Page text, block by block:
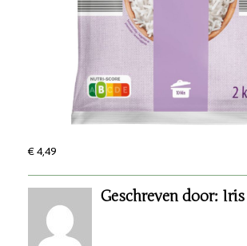
€ 4,49
Geschreven door: Iris